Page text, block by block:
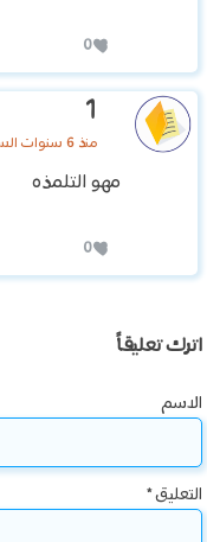
0
1
منذ 6 سنوات الساعة 18:21
مهو التلمذه
0
اترك تعليقاً
الاسم
التعليق*